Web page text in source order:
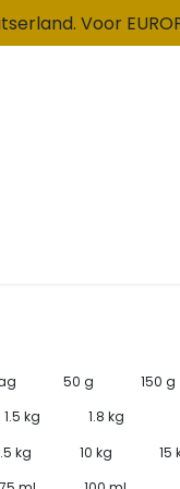
Voor
50 g
150 g
1.5 kg
1.8 kg
kg 10 kg
15